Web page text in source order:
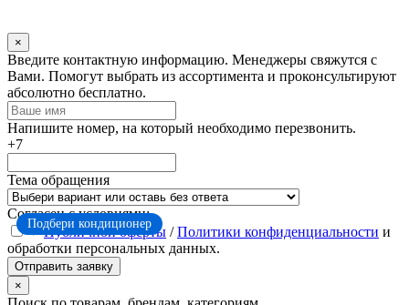
Подбери кондиционер
×
Оставьте
это
поле
пустым
Введите контактную информацию. Менеджеры свяжутся с
Вами. Помогут выбрать из ассортимента и проконсультируют
абсолютно бесплатно.
Напишите номер, на который необходимо перезвонить.
+7
Тема обращения
Согласен с условиями:
Публичной оферты /Политики конфиденциальности и
обработки персональных данных.
Отправить заявку
×